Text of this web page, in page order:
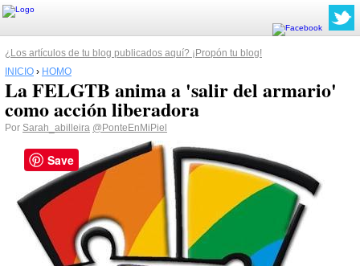
¿Los artículos de tu blog publicados aquí? ¡Propón tu blog!
INICIO › HOMO
La FELGTB anima a 'salir del armario'
como acción liberadora
Por Sarah_abilleira @PonteEnMiPiel
Save